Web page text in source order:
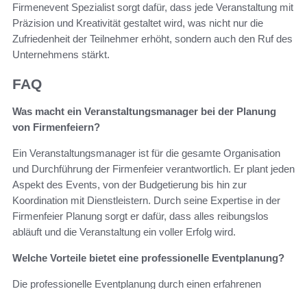
Firmenevent Spezialist sorgt dafür, dass jede Veranstaltung mit
Präzision und Kreativität gestaltet wird, was nicht nur die
Zufriedenheit der Teilnehmer erhöht, sondern auch den Ruf des
Unternehmens stärkt.
FAQ
Was macht ein Veranstaltungsmanager bei der Planung
von Firmenfeiern?
Ein Veranstaltungsmanager ist für die gesamte Organisation
und Durchführung der Firmenfeier verantwortlich. Er plant jeden
Aspekt des Events, von der Budgetierung bis hin zur
Koordination mit Dienstleistern. Durch seine Expertise in der
Firmenfeier Planung sorgt er dafür, dass alles reibungslos
abläuft und die Veranstaltung ein voller Erfolg wird.
Welche Vorteile bietet eine professionelle Eventplanung?
Die professionelle Eventplanung durch einen erfahrenen